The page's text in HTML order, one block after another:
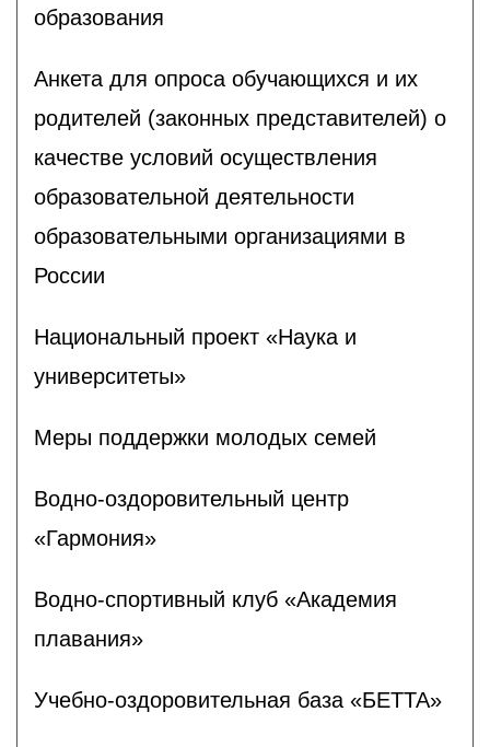
образования
Анкета для опроса обучающихся и их
родителей (законных представителей) о
качестве условий осуществления
образовательной деятельности
образовательными организациями в
России
Национальный проект «Наука и
университеты»
Меры поддержки молодых семей
Водно-оздоровительный центр
«Гармония»
Водно-спортивный клуб «Академия
плавания»
Учебно-оздоровительная база «БЕТТА»